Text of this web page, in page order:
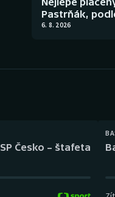
Pastrňák,
6. 8. 2026
Česko – štafeta